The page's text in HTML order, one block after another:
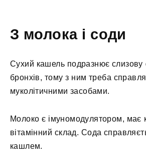
З молока і соди
Сухий кашель подразнює слизову
бронхів, тому з ним треба
муколітичними засобами.
Молоко є імуномодулятором, має
вітамінний склад. Сода
кашлем.